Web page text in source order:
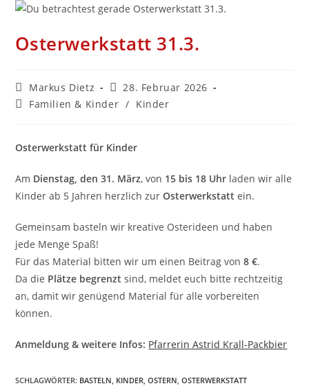
Osterwerkstatt 31.3.
Beitrags-
Autor:
Markus Dietz
Beitrag
veröffentlicht:
28. Februar 2026
Beitrags-
Familien & Kinder / Kinder
Osterwerkstatt für Kinder
Am Dienstag, den 31. März, von 15 bis 18 Uhr laden wir alle
Kinder ab 5 Jahren herzlich zurOsterwerkstatt ein.
Gemeinsam basteln wir kreative Osterideen und haben
jede Menge Spaß!
Für das Material bitten wir um einen Beitrag von8 €.
Da die Plätze begrenzt sind, meldet euch bitte rechtzeitig
an, damit wir genügend Material für alle vorbereiten
können.
Anmeldung & weitere Infos: Pfarrerin Astrid Krall-Packbier
SCHLAGWÖRTER: BASTELN KINDER OSTERN OSTERWERKSTATT